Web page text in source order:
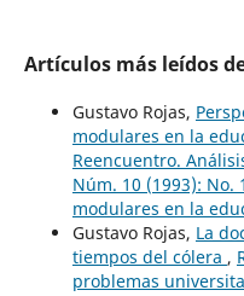
Artículos más leídos
Gustavo Rojas,
modulares en la
Reencuentro.
Núm. 10 (1993): No.
modulares en la
Gustavo Rojas, La
tiempos del cólera ,
problemas